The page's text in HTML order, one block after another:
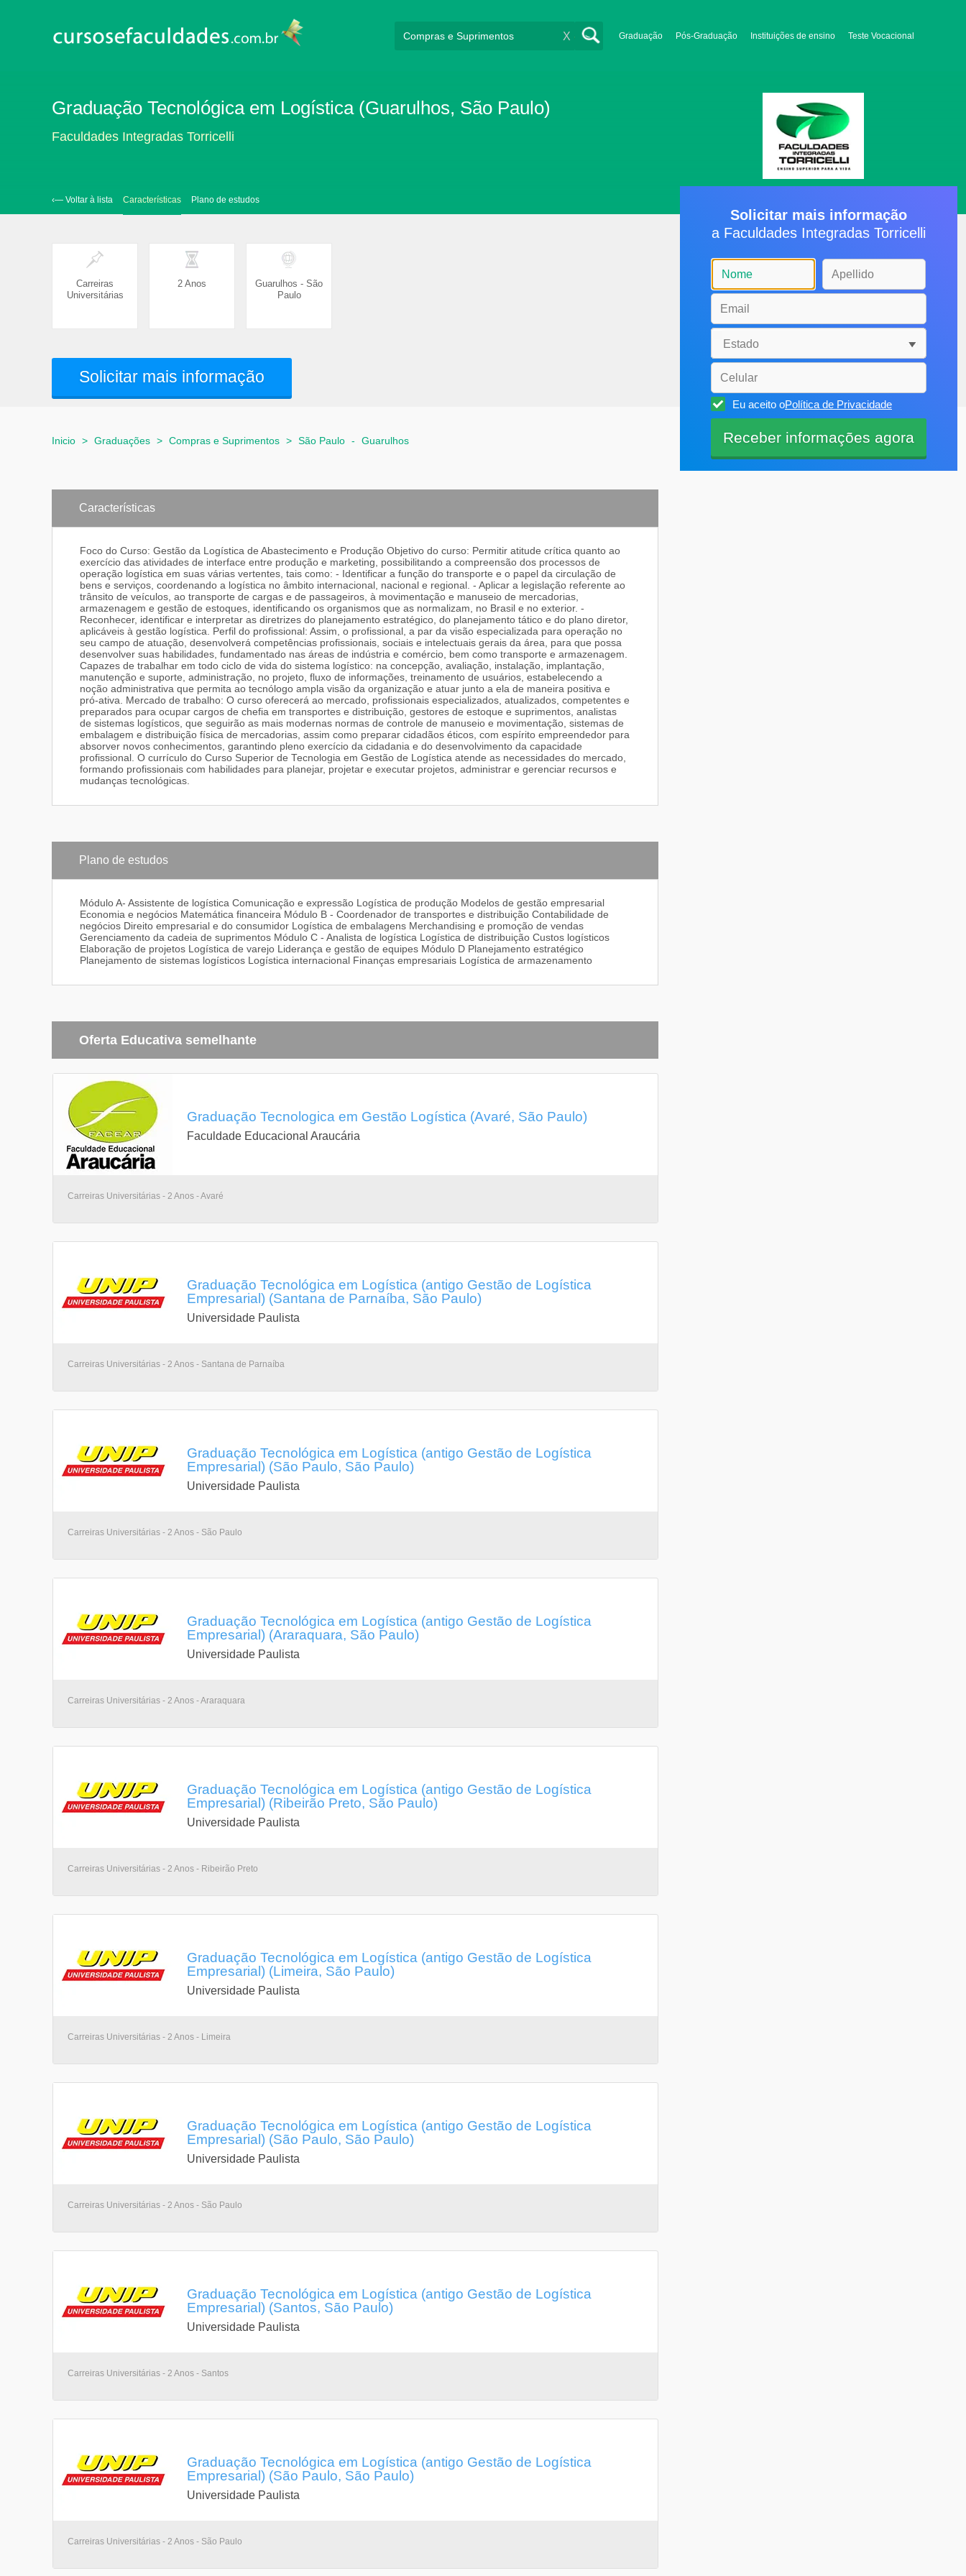
Graduação Pós-Graduação Instituições de ensino Teste Vocacional
X
Graduação Tecnológica em Logística (Guarulhos, São Paulo)
Faculdades Integradas Torricelli
‹— Voltar à lista Características Plano de estudos
Carreiras
Universitárias
2 Anos
Guarulhos - São
Paulo
Solicitar mais informação
Inicio > Graduações > Compras e Suprimentos > São Paulo - Guarulhos
Características
Foco do Curso: Gestão da Logística de Abastecimento e Produção Objetivo do curso: Permitir atitude crítica quanto ao
exercício das atividades de interface entre produção e marketing, possibilitando a compreensão dos processos de
operação logística em suas várias vertentes, tais como: - Identificar a função do transporte e o papel da circulação de
bens e serviços, coordenando a logística no âmbito internacional, nacional e regional. - Aplicar a legislação referente ao
trânsito de veículos, ao transporte de cargas e de passageiros, à movimentação e manuseio de mercadorias,
armazenagem e gestão de estoques, identificando os organismos que as normalizam, no Brasil e no exterior. -
Reconhecer, identificar e interpretar as diretrizes do planejamento estratégico, do planejamento tático e do plano diretor,
aplicáveis à gestão logística. Perfil do profissional: Assim, o profissional, a par da visão especializada para operação no
seu campo de atuação, desenvolverá competências profissionais, sociais e intelectuais gerais da área, para que possa
desenvolver suas habilidades, fundamentado nas áreas de indústria e comércio, bem como transporte e armazenagem.
Capazes de trabalhar em todo ciclo de vida do sistema logístico: na concepção, avaliação, instalação, implantação,
manutenção e suporte, administração, no projeto, fluxo de informações, treinamento de usuários, estabelecendo a
noção administrativa que permita ao tecnólogo ampla visão da organização e atuar junto a ela de maneira positiva e
pró-ativa. Mercado de trabalho: O curso oferecerá ao mercado, profissionais especializados, atualizados, competentes e
preparados para ocupar cargos de chefia em transportes e distribuição, gestores de estoque e suprimentos, analistas
de sistemas logísticos, que seguirão as mais modernas normas de controle de manuseio e movimentação, sistemas de
embalagem e distribuição física de mercadorias, assim como preparar cidadãos éticos, com espírito empreendedor para
absorver novos conhecimentos, garantindo pleno exercício da cidadania e do desenvolvimento da capacidade
profissional. O currículo do Curso Superior de Tecnologia em Gestão de Logística atende as necessidades do mercado,
formando profissionais com habilidades para planejar, projetar e executar projetos, administrar e gerenciar recursos e
mudanças tecnológicas.
Plano de estudos
Módulo A- Assistente de logística Comunicação e expressão Logística de produção Modelos de gestão empresarial
Economia e negócios Matemática financeira Módulo B - Coordenador de transportes e distribuição Contabilidade de
negócios Direito empresarial e do consumidor Logística de embalagens Merchandising e promoção de vendas
Gerenciamento da cadeia de suprimentos Módulo C - Analista de logística Logística de distribuição Custos logísticos
Elaboração de projetos Logística de varejo Liderança e gestão de equipes Módulo D Planejamento estratégico
Planejamento de sistemas logísticos Logística internacional Finanças empresariais Logística de armazenamento
Oferta Educativa semelhante
Graduação Tecnologica em Gestão Logística (Avaré, São Paulo)
Faculdade Educacional Araucária
Carreiras Universitárias - 2 Anos - Avaré
Graduação Tecnológica em Logística (antigo Gestão de Logística
Empresarial) (Santana de Parnaíba, São Paulo)
Universidade Paulista
Carreiras Universitárias - 2 Anos - Santana de Parnaíba
Graduação Tecnológica em Logística (antigo Gestão de Logística
Empresarial) (São Paulo, São Paulo)
Universidade Paulista
Carreiras Universitárias - 2 Anos - São Paulo
Graduação Tecnológica em Logística (antigo Gestão de Logística
Empresarial) (Araraquara, São Paulo)
Universidade Paulista
Carreiras Universitárias - 2 Anos - Araraquara
Graduação Tecnológica em Logística (antigo Gestão de Logística
Empresarial) (Ribeirão Preto, São Paulo)
Universidade Paulista
Carreiras Universitárias - 2 Anos - Ribeirão Preto
Graduação Tecnológica em Logística (antigo Gestão de Logística
Empresarial) (Limeira, São Paulo)
Universidade Paulista
Carreiras Universitárias - 2 Anos - Limeira
Graduação Tecnológica em Logística (antigo Gestão de Logística
Empresarial) (São Paulo, São Paulo)
Universidade Paulista
Carreiras Universitárias - 2 Anos - São Paulo
Graduação Tecnológica em Logística (antigo Gestão de Logística
Empresarial) (Santos, São Paulo)
Universidade Paulista
Carreiras Universitárias - 2 Anos - Santos
Graduação Tecnológica em Logística (antigo Gestão de Logística
Empresarial) (São Paulo, São Paulo)
Universidade Paulista
Carreiras Universitárias - 2 Anos - São Paulo
Solicitar mais informação
a Faculdades Integradas Torricelli
Eu aceito oPolítica de Privacidade